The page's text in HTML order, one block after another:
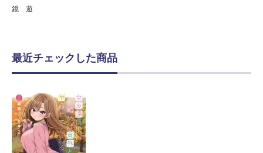
鏡 遊
最近チェックした商品